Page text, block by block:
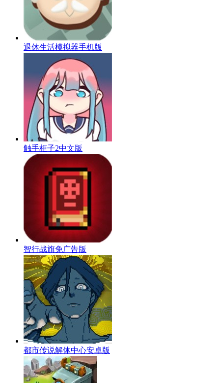
退休生活模拟器手机版
触手柜子2中文版
智行战旗免广告版
都市传说解体中心安卓版